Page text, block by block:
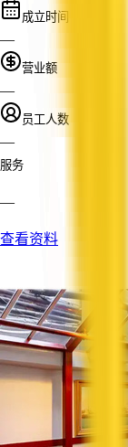
成立时间
—
营业额
—
员工人数
—
服务
—
查看资料